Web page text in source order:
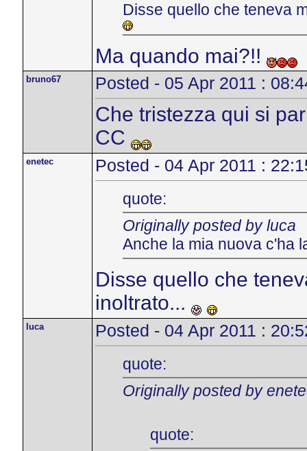
Disse quello che teneva
Ma quando mai?!!
bruno67 Posted - 05 Apr 2011 :
Che tristezza qui si
CC
enetec Posted - 04 Apr 2011 :
quote:
Originally posted by luca
Anche la mia nuova c'ha
Disse quello che
inoltrato...
luca Posted - 04 Apr 2011 :
quote:
Originally posted by
quote: